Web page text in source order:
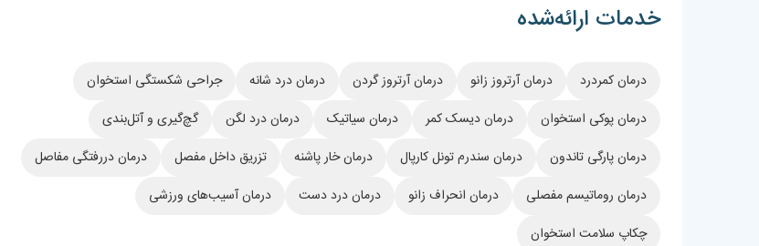
خدمات ارائه‌شده
درمان کمردرد درمان آرتروز زانو درمان آرتروز گردن درمان درد شانه
جراحی شکستگی استخوان
درمان پوکی استخوان
درمان دیسک کمر درمان سیاتیک درمان درد لگن
گچ‌گیری و آتل‌بندی
درمان پارگی تاندون
درمان سندرم تونل کارپال درمان خار پاشنه تزریق داخل مفصل
درمان دررفتگی مفاصل
درمان روماتیسم مفصلی
درمان انحراف زانو درمان درد دست
درمان آسیب‌های ورزشی
چکاپ سلامت استخوان